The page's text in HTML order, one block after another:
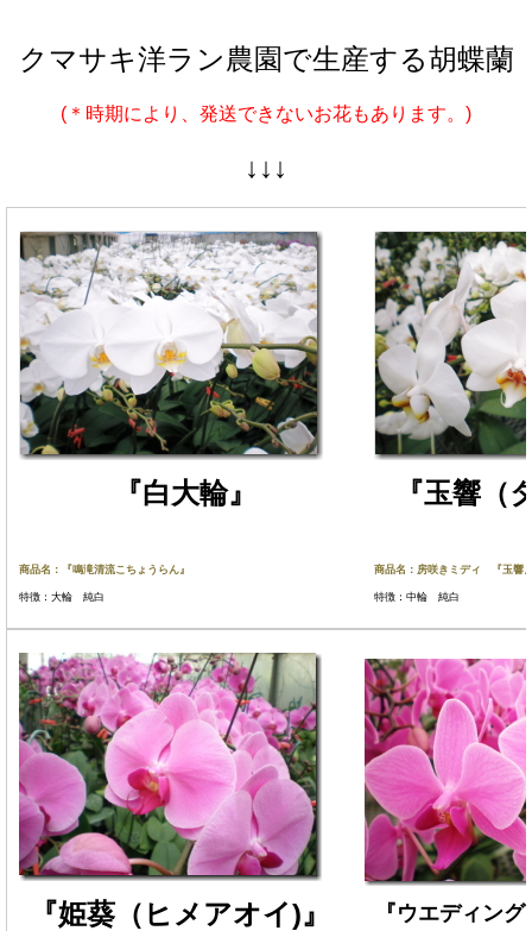
クマサキ洋ラン農園で生産する胡蝶蘭
(＊時期により、発送できないお花もあります。)
↓↓↓
『白大輪』 『玉響（
商品名：『鳴滝清流こちょうらん』
特徴：大輪 純白
商品名：房咲きミディ 『玉響
特徴：中輪 純白
『姫葵（ヒメアオイ)』 『ウエディング